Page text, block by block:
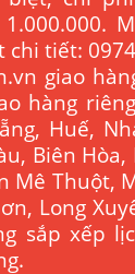
chi tiết:
giao
hàng
Huế,
Biên
Mê Thuột,
Long
sắp xếp